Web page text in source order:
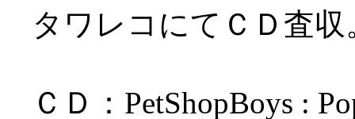
タワレコにてＣＤ査
ＣＤ：PetShopBoys :